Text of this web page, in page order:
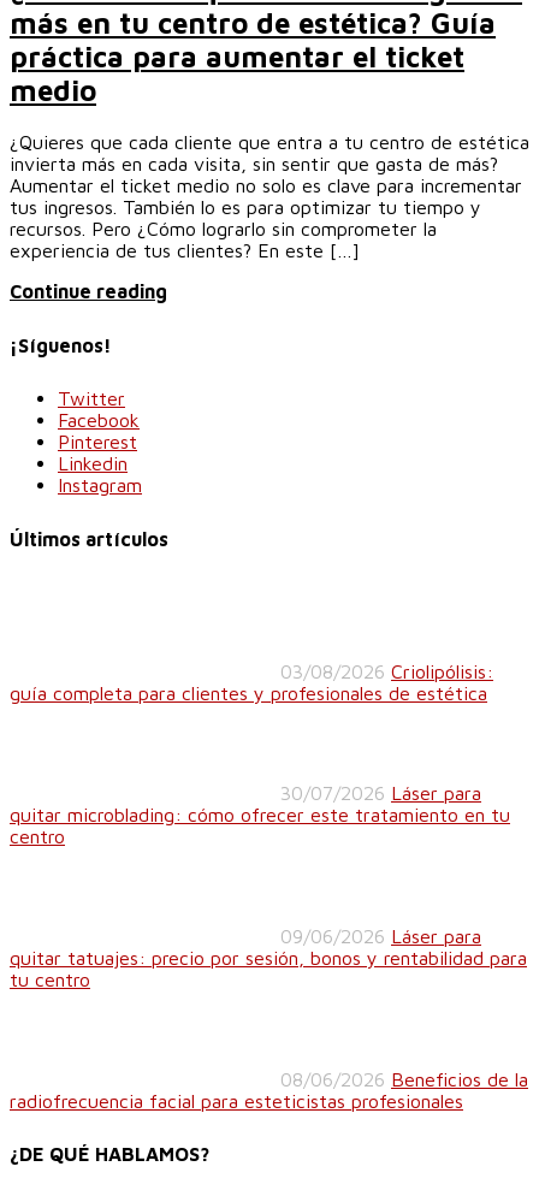
más en tu centro de estética? Guía
práctica para aumentar el ticket
medio
¿Quieres que cada cliente que entra a tu centro de estética
invierta más en cada visita, sin sentir que gasta de más?
Aumentar el ticket medio no solo es clave para incrementar
tus ingresos. También lo es para optimizar tu tiempo y
recursos. Pero ¿Cómo lograrlo sin comprometer la
experiencia de tus clientes? En este […]
Continue reading
¡Síguenos!
Twitter
Facebook
Pinterest
Linkedin
Instagram
Últimos artículos
03/08/2026 Criolipólisis:
guía completa para clientes y profesionales de estética
30/07/2026 Láser para
quitar microblading: cómo ofrecer este tratamiento en tu
centro
09/06/2026 Láser para
quitar tatuajes: precio por sesión, bonos y rentabilidad para
tu centro
08/06/2026 Beneficios de la
radiofrecuencia facial para esteticistas profesionales
¿DE QUÉ HABLAMOS?